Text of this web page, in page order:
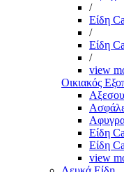
/
Είδη
/
Είδη
/
view
Οικιακός
Είδη
Είδη
view